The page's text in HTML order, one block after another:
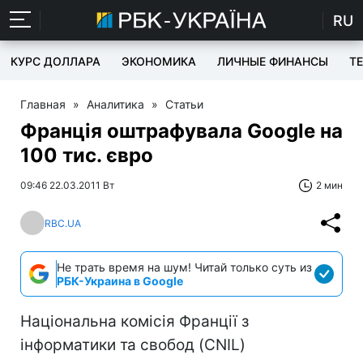
RU
КУРС ДОЛЛАРА ЭКОНОМИКА ЛИЧНЫЕ ФИНАНСЫ
Главная » Аналитика » Статьи
Франція оштрафувала Google на
100 тис. євро
09:46 22.03.2011 Вт 2 мин
RBC.UA
Не трать время на шум! Читай только суть из
РБК-Украина в Google
Національна комісія Франції з
інформатики та свобод (CNIL)